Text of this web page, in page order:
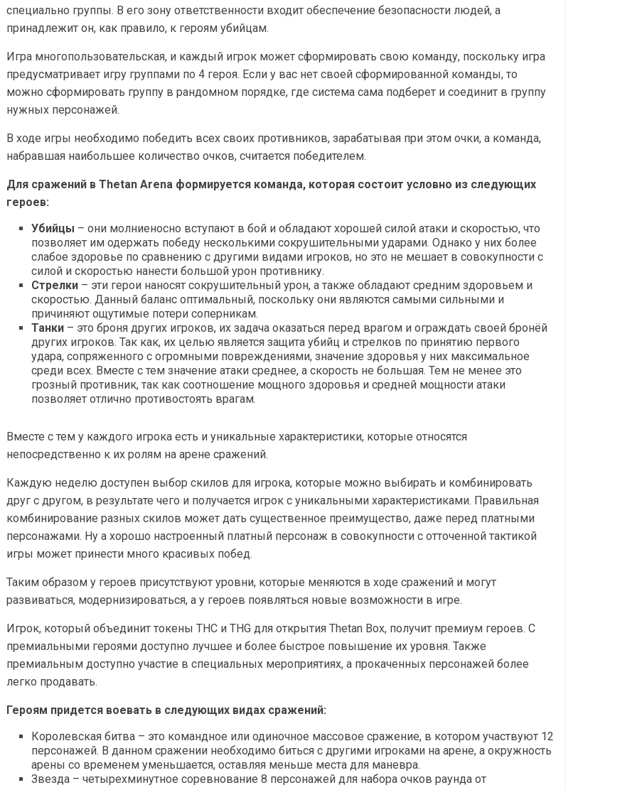
специально группы. В его зону ответственности входит обеспечение безопасности людей, а
принадлежит он, как правило, к героям убийцам.
Игра многопользовательская, и каждый игрок может сформировать свою команду, поскольку игра
предусматривает игру группами по 4 героя. Если у вас нет своей сформированной команды, то
можно сформировать группу в рандомном порядке, где система сама подберет и соединит в группу
нужных персонажей.
В ходе игры необходимо победить всех своих противников, зарабатывая при этом очки, а команда,
набравшая наибольшее количество очков, считается победителем.
Для сражений в Thetan Arena формируется команда, которая состоит условно из следующих
героев:
Убийцы – они молниеносно вступают в бой и обладают хорошей силой атаки и скоростью, что
позволяет им одержать победу несколькими сокрушительными ударами. Однако у них более
слабое здоровье по сравнению с другими видами игроков, но это не мешает в совокупности с
силой и скоростью нанести большой урон противнику.
Стрелки – эти герои наносят сокрушительный урон, а также обладают средним здоровьем и
скоростью. Данный баланс оптимальный, поскольку они являются самыми сильными и
причиняют ощутимые потери соперникам.
Танки – это броня других игроков, их задача оказаться перед врагом и ограждать своей бронёй
других игроков. Так как, их целью является защита убийц и стрелков по принятию первого
удара, сопряженного с огромными повреждениями, значение здоровья у них максимальное
среди всех. Вместе с тем значение атаки среднее, а скорость не большая. Тем не менее это
грозный противник, так как соотношение мощного здоровья и средней мощности атаки
позволяет отлично противостоять врагам.
Вместе с тем у каждого игрока есть и уникальные характеристики, которые относятся
непосредственно к их ролям на арене сражений.
Каждую неделю доступен выбор скилов для игрока, которые можно выбирать и комбинировать
друг с другом, в результате чего и получается игрок с уникальными характеристиками. Правильная
комбинирование разных скилов может дать существенное преимущество, даже перед платными
персонажами. Ну а хорошо настроенный платный персонаж в совокупности с отточенной тактикой
игры может принести много красивых побед.
Таким образом у героев присутствуют уровни, которые меняются в ходе сражений и могут
развиваться, модернизироваться, а у героев появляться новые возможности в игре.
Игрок, который объединит токены THC и THG для открытия Thetan Box, получит премиум героев. С
премиальными героями доступно лучшее и более быстрое повышение их уровня. Также
премиальным доступно участие в специальных мероприятиях, а прокаченных персонажей более
легко продавать.
Героям придется воевать в следующих видах сражений:
Королевская битва – это командное или одиночное массовое сражение, в котором участвуют 12
персонажей. В данном сражении необходимо биться с другими игроками на арене, а окружность
арены со временем уменьшается, оставляя меньше места для маневра.
Звезда – четырехминутное соревнование 8 персонажей для набора очков раунда от